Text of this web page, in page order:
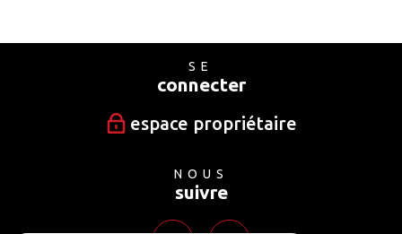
SE
connecter
espace propriétaire
NOUS
suivre